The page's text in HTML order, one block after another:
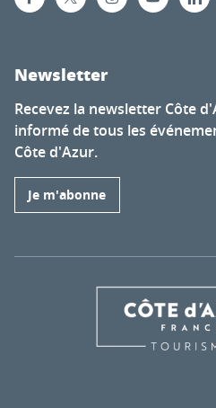
Newsletter
Recevez la newsletter Côte
informé de tous les
Côte d'Azur.
Je m'abonne